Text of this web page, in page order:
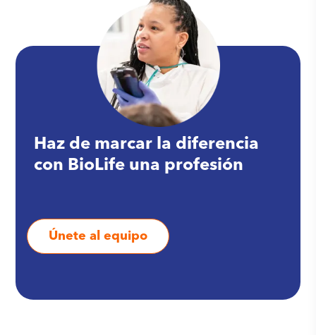
Haz de marcar la diferencia
con BioLife una profesión
Únete al equipo